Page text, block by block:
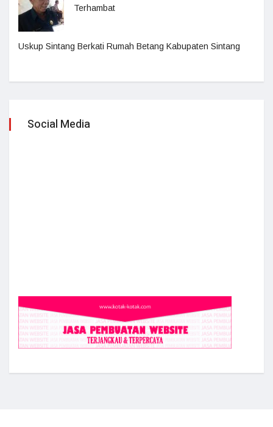
Terhambat
Uskup Sintang Berkati Rumah Betang Kabupaten Sintang
Social Media